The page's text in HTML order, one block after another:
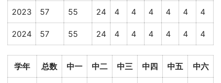
2023 57 55 24 4 4 4 4 4 4
2024 57 55 24 4 4 4 4 4 4
学年 总数 中一 中二 中三 中四 中五 中六